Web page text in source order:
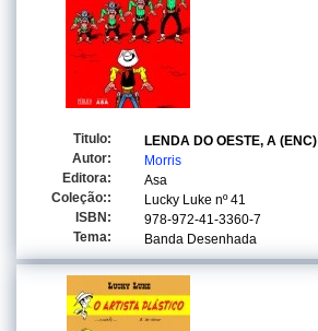
Titulo:
LENDA DO OESTE, A (ENC)
Autor:
Morris
Editora:
Asa
Coleção::
Lucky Luke nº 41
ISBN:
978-972-41-3360-7
Tema:
Banda Desenhada